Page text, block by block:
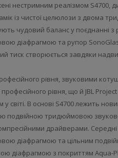
нестримним реалізмом S4700,
із чистої целюлози з двома
чудовий баланс у
діафрагмою та рупор
тиск створюється завдяки
рівня, звуковими
рівня, що й JBL
у світі. В основі S4700 лежить
подвійною тридюймовою
драйверами.
діафрагмою та цільним
діафрагмою з покриттям Aqua-